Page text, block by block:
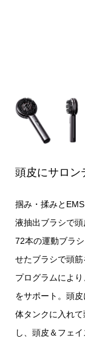
頭皮にサロン
掴み・揉みと
液抽出ブラシで頭
72本の運動ブラ
せたブラシで頭
プログラムによ
をサポート。頭
体タンクに入れ
し、頭皮＆フェイ